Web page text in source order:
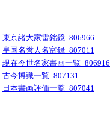
東京諸大家雷銘鏡_806966
皇国名誉人名富録_807011
現在今世名家書画一覧_806916
古今博識一覧_807131
日本書画評価一覧_807041